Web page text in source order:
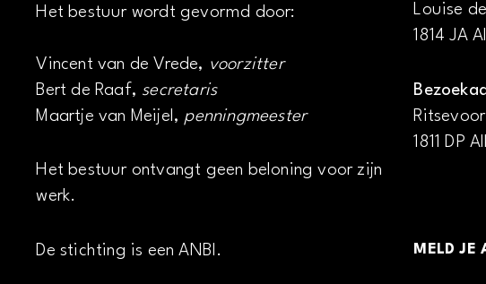
Het bestuur wordt gevormd door:
Vincent van de Vrede, voorzitter
Bert de Raaf, secretaris
Maartje van Meijel, penningmeester
Het bestuur ontvangt geen beloning voor zijn
werk.
De stichting is een ANBI.
Louise
1814 JA
1811 DP
MELD JE